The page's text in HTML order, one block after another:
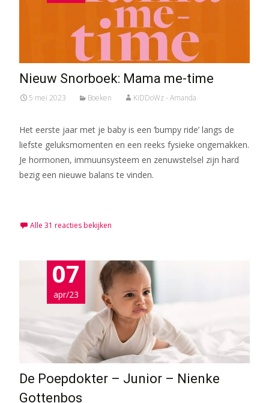
Nieuw Snorboek: Mama me-time
5 mei 2023 Boeken KiDDoWz - Amanda
Het eerste jaar met je baby is een ‘bumpy ride’ langs de
liefste geluksmomenten en een reeks fysieke ongemakken.
Je hormonen, immuunsysteem en zenuwstelsel zijn hard
bezig een nieuwe balans te vinden.
Alle 31 reacties bekijken
07
apr/23
De Poepdokter – Junior – Nienke
Gottenbos